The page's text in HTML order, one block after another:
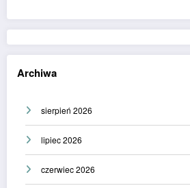
Archiwa
sierpień 2026
lipiec 2026
czerwiec 2026